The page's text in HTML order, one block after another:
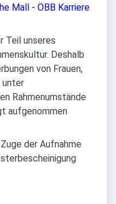
Mall - ÖBB Karriere
Teil unseres
Deshalb
von Frauen,
unter
Rahmenumstände
aufgenommen
der Aufnahme